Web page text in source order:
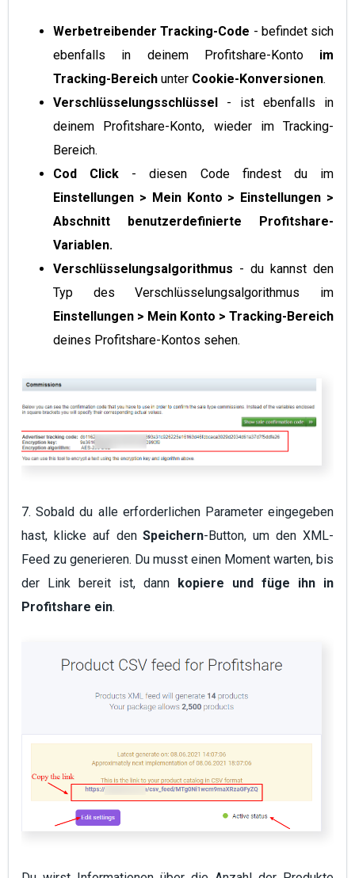
Werbetreibender Tracking-Code - befindet sich
ebenfalls in deinem Profitshare-Konto im
Tracking-Bereich unter Cookie-Konversionen.
Verschlüsselungsschlüssel - ist ebenfalls in
deinem Profitshare-Konto, wieder im Tracking-
Bereich.
Cod Click - diesen Code findest du im
Einstellungen > Mein Konto > Einstellungen >
Abschnitt benutzerdefinierte Profitshare-
Variablen.
Verschlüsselungsalgorithmus - du kannst den
Typ des Verschlüsselungsalgorithmus im
Einstellungen > Mein Konto > Tracking-Bereich
deines Profitshare-Kontos sehen.
7. Sobald du alle erforderlichen Parameter eingegeben
hast, klicke auf denSpeichern-Button, um den XML-
Feed zu generieren. Du musst einen Moment warten, bis
der Link bereit ist, dann
kopiere und füge ihn in
Profitshare ein.